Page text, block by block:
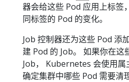
器会给这些 Pod 应用上标签
同标签的 Pod 的变化。
Job 控制器还为这些 Pod 添
建 Pod 的 Job。 如果你在这
Job， Kubernetes 会使用
确定集群中哪些 Pod 需要清